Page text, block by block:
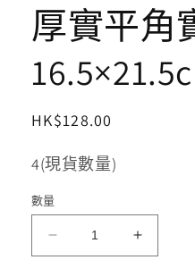
厚實平角
定
HK$128.00
存
貨
單
4(現貨數量)
數量